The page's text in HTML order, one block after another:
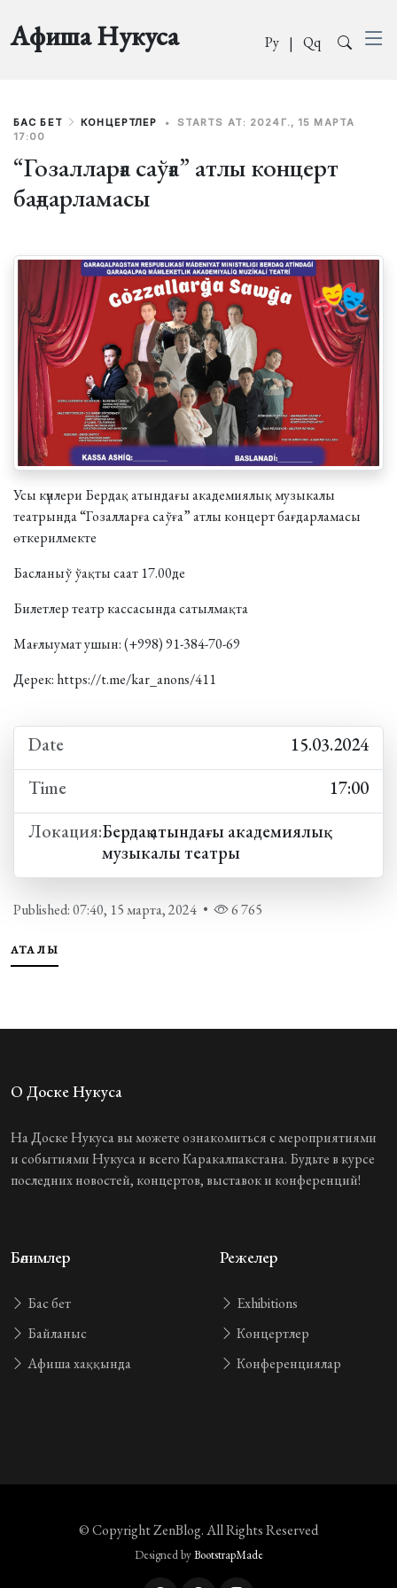
Афиша Нукуса Ру | Qq
БАС БЕТ КОНЦЕРТЛЕР •
STARTS AT: 2024Г., 15 МАРТА
17:00
“Гозалларға саўға” атлы концерт
бағдарламасы
Усы күнлери Бердақ атындағы академиялық музыкалы
театрында “Гозалларға саўға” атлы концерт бағдарламасы
өткерилмекте
Басланыў ўақты саат 17.00де
Билетлер театр кассасында сатылмақта
Мағлыумат ушын: (+998) 91-384-70-69
Дерек: https://t.me/kar_anons/411
Date
15.03.2024
Time
17:00
Локация:Бердақ атындағы академиялық
музыкалы театры
Published: 07:40, 15 марта, 2024 • 6 765
АТАҚЛЫ
О Доске Нукуса
На Доске Нукуса вы можете ознакомиться с мероприятиями
и событиями Нукуса и всего Каракалпакстана. Будьте в курсе
последних новостей, концертов, выставок и конференций!
Бөлимлер
Бас бет
Байланыс
Афиша хаққында
Режелер
Exhibitions
Концертлер
Конференциялар
© CopyrightZenBlog. All Rights Reserved
Designed byBootstrapMade